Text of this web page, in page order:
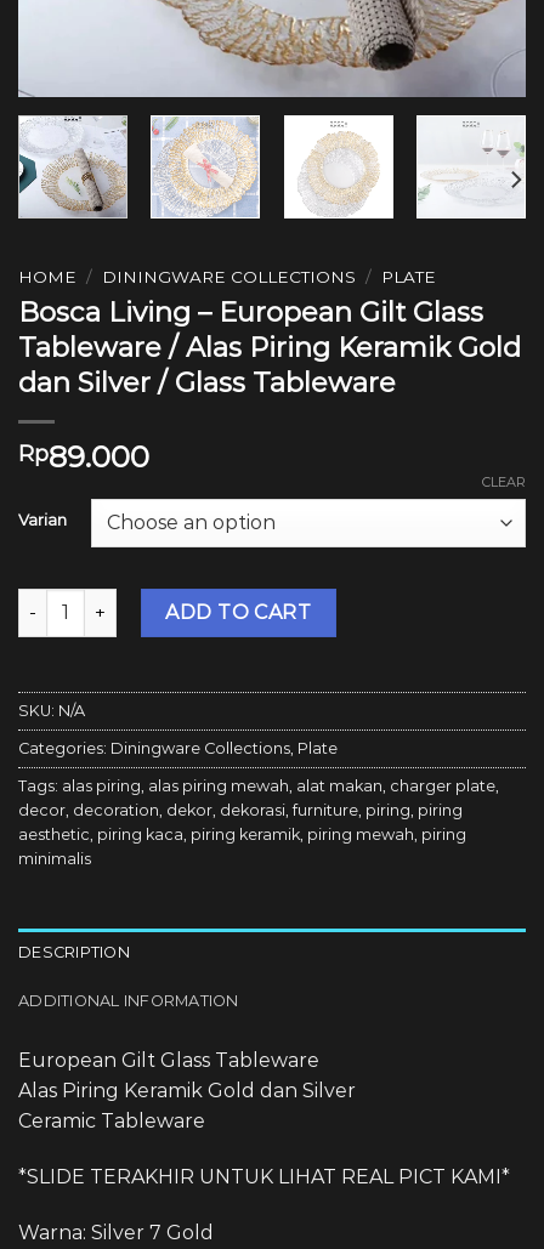
HOME / DININGWARE COLLECTIONS / PLATE
Bosca Living – European Gilt Glass
Tableware / Alas Piring Keramik Gold
dan Silver / Glass Tableware
Rp89.000
Varian
CLEAR
Bosca Living - European Gilt Glass Tableware / Alas Piring
ADD TO CART
SKU: N/A
Categories: Diningware Collections Plate
Tags: alas piring alas piring mewah alat makan charger plate
decor decoration dekor dekorasi ,furniture piring piring
aesthetic piring kaca piring keramik piring mewah piring
minimalis
DESCRIPTION
ADDITIONAL INFORMATION
European Gilt Glass Tableware
Alas Piring Keramik Gold dan Silver
Ceramic Tableware
*SLIDE TERAKHIR UNTUK LIHAT REAL PICT KAMI*
Warna: Silver 7 Gold